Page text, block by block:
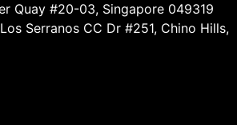
Quay #20-03, Singapore 049319
Serranos CC Dr #251, Chino Hills,